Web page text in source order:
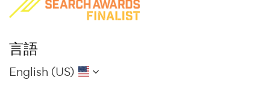
言語
English (US)